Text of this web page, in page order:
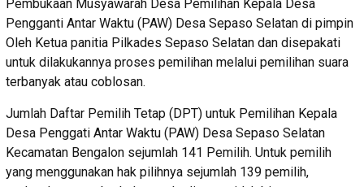
Pembukaan Musyawarah Desa Pemilihan Kepala Desa
Pengganti Antar Waktu (PAW) Desa Sepaso Selatan di pimpin
Oleh Ketua panitia Pilkades Sepaso Selatan dan disepakati
untuk dilakukannya proses pemilihan melalui pemilihan suara
terbanyak atau coblosan.
Jumlah Daftar Pemilih Tetap (DPT) untuk Pemilihan Kepala
Desa Penggati Antar Waktu (PAW) Desa Sepaso Selatan
Kecamatan Bengalon sejumlah 141 Pemilih. Untuk pemilih
yang menggunakan hak pilihnya sejumlah 139 pemilih,